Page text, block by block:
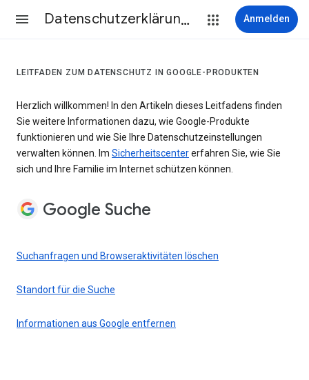
Datenschutzerklärung & Nutzungsbedingungen Anmelden
LEITFADEN ZUM DATENSCHUTZ IN GOOGLE-PRODUKTEN
Herzlich willkommen! In den Artikeln dieses Leitfadens finden
Sie weitere Informationen dazu, wie Google-Produkte
funktionieren und wie Sie Ihre Datenschutzeinstellungen
verwalten können. Im Sicherheitscentererfahren Sie, wie Sie
sich und Ihre Familie im Internet schützen können.
Google Suche
Suchanfragen und Browseraktivitäten löschen
Standort für die Suche
Informationen aus Google entfernen